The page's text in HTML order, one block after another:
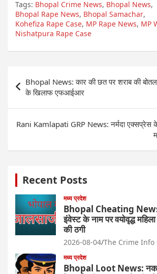
Tags: Bhopal Crime News, Bhopal News,
Bhopal Rape News, Bhopal Samachar,
Kohefiza Rape Case, MP Rape News, MP
Nishatpura Rape Case
navigation
Bhopal News: कार की छत पर शराब की
के खिलाफ एफआईआर
Rani Kamlapati GRP News: नर्मदा एक्सप्रेस
Recent Posts
मध्य प्रदेश
Bhopal Cheating
इंवेस्ट के नाम पर वयोवृद्ध
की ठगी
2026-08-04 The Crime Info
मध्य प्रदेश
Bhopal Loot News: